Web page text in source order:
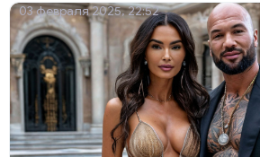
03 февраля 2025, 22:52